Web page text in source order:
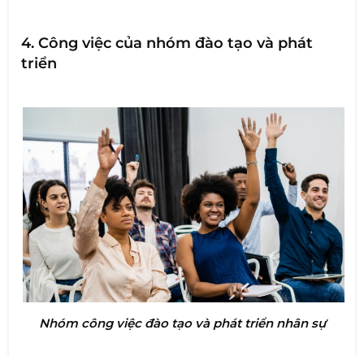
4. Công việc của nhóm đào tạo và phát
triển
Nhóm công việc đào tạo và phát triển nhân sự